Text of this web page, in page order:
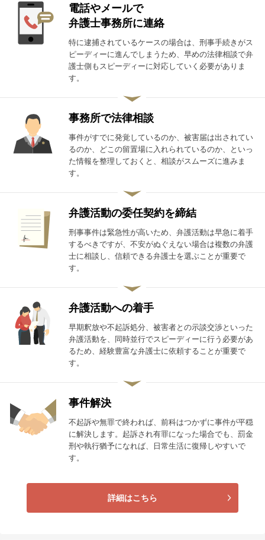
電話やメールで
弁護士事務所に連絡
特に逮捕されているケースの場合は、刑事手続きがス
ピーディーに進んでしまうため、早めの法律相談で弁
護士側もスピーディーに対応していく必要がありま
す。
事務所で法律相談
事件がすでに発覚しているのか、被害届は出されてい
るのか、どこの留置場に入れられているのか、といっ
た情報を整理しておくと、相談がスムーズに進みま
す。
弁護活動の委任契約を締結
刑事事件は緊急性が高いため、弁護活動は早急に着手
するべきですが、不安がぬぐえない場合は複数の弁護
士に相談し、信頼できる弁護士を選ぶことが重要で
す。
弁護活動への着手
早期釈放や不起訴処分、被害者との示談交渉といった
弁護活動を、同時並行でスピーディーに行う必要があ
るため、経験豊富な弁護士に依頼することが重要で
す。
事件解決
不起訴や無罪で終われば、前科はつかずに事件が平穏
に解決します。起訴され有罪になった場合でも、罰金
刑や執行猶予になれば、日常生活に復帰しやすいで
す。
詳細はこちら